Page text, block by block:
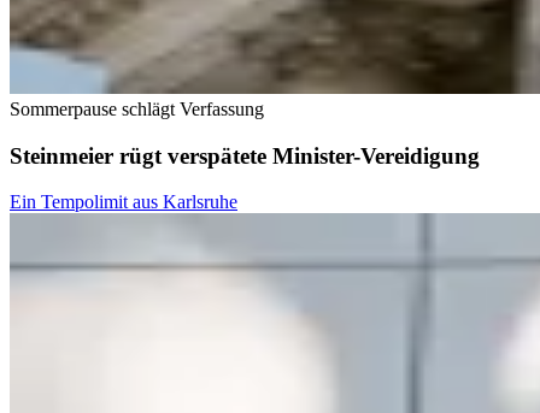
Sommerpause schlägt Verfassung
Steinmeier rügt verspätete Minister-Vereidigung
Ein Tempolimit aus Karlsruhe